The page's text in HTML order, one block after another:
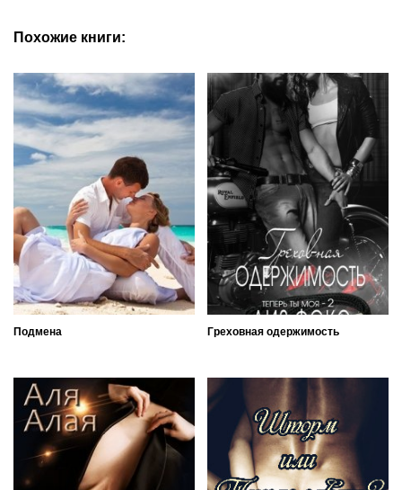
Похожие книги:
Подмена Греховная одержимость